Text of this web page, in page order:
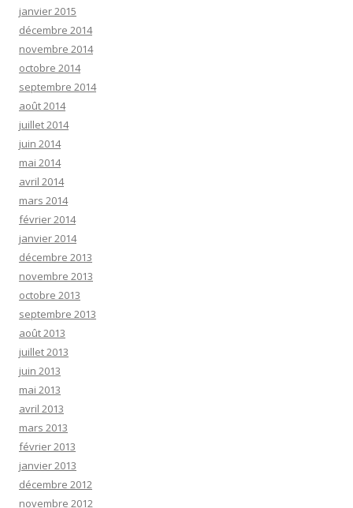
janvier 2015
décembre 2014
novembre 2014
octobre 2014
septembre 2014
août 2014
juillet 2014
juin 2014
mai 2014
avril 2014
mars 2014
février 2014
janvier 2014
décembre 2013
novembre 2013
octobre 2013
septembre 2013
août 2013
juillet 2013
juin 2013
mai 2013
avril 2013
mars 2013
février 2013
janvier 2013
décembre 2012
novembre 2012